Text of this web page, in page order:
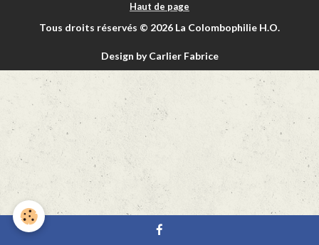
Haut de page
Tous droits réservés © 2026 La Colombophilie H.O.
Design by Carlier Fabrice